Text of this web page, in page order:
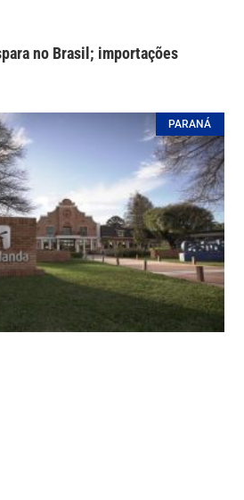
no Brasil; importações
PARANÁ